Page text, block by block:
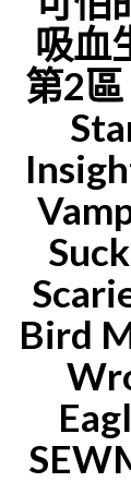
吸血
第2區
Bird